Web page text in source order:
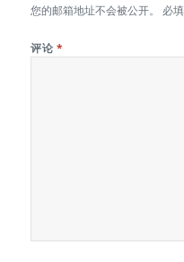
您的邮箱地址不会被公开。 必
评论 *